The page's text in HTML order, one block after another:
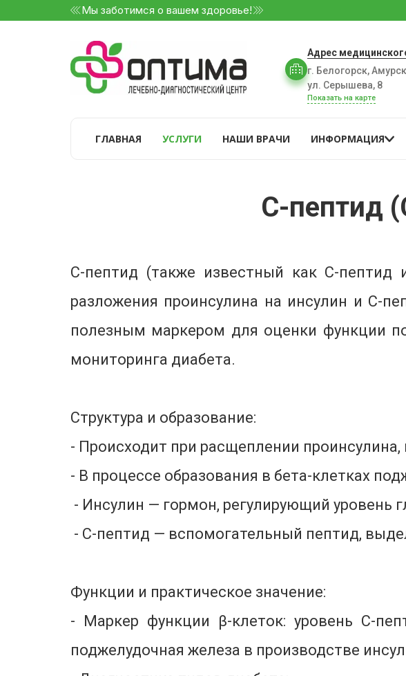
Мы заботимся о вашем здоровье!
Адрес
г. Белогорск,
ул. Серышева, 8
Показать на карте
ГЛАВНАЯ УСЛУГИ НАШИ ВРАЧИ ИНФОРМАЦИЯ
С-пептид
С-пептид (также известный как С-пептид
разложения проинсулина на инсулин и С-
полезным маркером для оценки функции
мониторинга диабета.
Структура и образование:
- Происходит при расщеплении
- В процессе образования в бета-клетках
- Инсулин — гормон, регулирующий уровень
- С-пептид — вспомогательный пептид,
Функции и практическое значение:
- Маркер функции β-клеток: уровень С-
поджелудочная железа в производстве